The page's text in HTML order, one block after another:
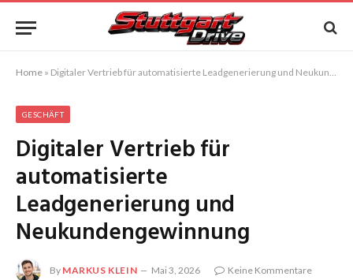
Home » Digitaler Vertrieb für automatisierte Leadgenerierung und Neukundengewinnung
GESCHÄFT
Digitaler Vertrieb für
automatisierte
Leadgenerierung und
Neukundengewinnung
By MARKUS KLEIN Mai 3, 2026
Keine Kommentare